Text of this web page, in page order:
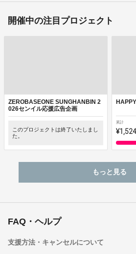
開催中の注目プロジェクト
ZEROBASEONE SUNGHANBIN 2
026センイル応援広告企画
このプロジェクトは終了いたしまし
た。
累計
もっと見る
FAQ・ヘルプ
支援方法・キャンセルについて